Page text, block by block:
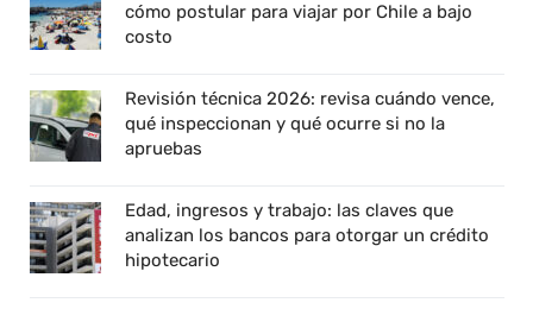
cómo postular para viajar por Chile a bajo
costo
Revisión técnica 2026: revisa cuándo vence,
qué inspeccionan y qué ocurre si no la
apruebas
Edad, ingresos y trabajo: las claves que
analizan los bancos para otorgar un crédito
hipotecario